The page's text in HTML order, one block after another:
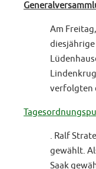
Am
diesjährige
verfolgten
. Ralf
gewählt.
Saak